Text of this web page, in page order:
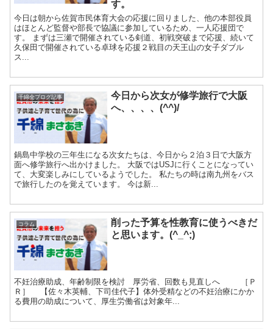
す。
今日は朝から佐賀市民体育大会の応援に回りました、他の本部役員
はほとんど監督や部長で協議に参加しているため、一人応援団で
す。 まずは三瀬で開催されている剣道、初戦突破まで応援、続いて
久保田で開催されている卓球を応援２戦目の天王山の女子ダブル
ス...
千綿全ブログ記事
今日から次女が修学旅行で大阪
へ、、、、(^^)/
鍋島中学校の三年生になる次女たちは、今日から２泊３日で大阪方
面へ修学旅行へ出かけました。 大阪ではUSJに行くことになってい
て、大変楽しみにしているようでした。 私たちの時は南九州をバス
で旅行したのを覚えています。 今は新...
コラム
削った予算を性教育に使うべきだ
と思います。(^_^;)
不妊治療助成、年齢制限を検討 厚労省、回数も見直しへ ［Ｐ
Ｒ］ 【佐々木英輔、下司佳代子】体外受精などの不妊治療にかか
る費用の助成について、厚生労働省は対象年...